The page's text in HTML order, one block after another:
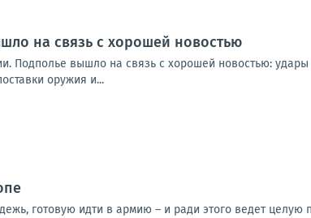
на связь с хорошей новостью
Подполье вышло на связь с хорошей новостью:
оружия и...
готовую идти в армию – и ради этого ведет целую